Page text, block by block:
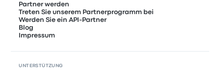
Partner werden
Treten Sie unserem Partnerprogramm bei
Werden Sie ein API-Partner
Blog
Impressum
UNTERSTÜTZUNG